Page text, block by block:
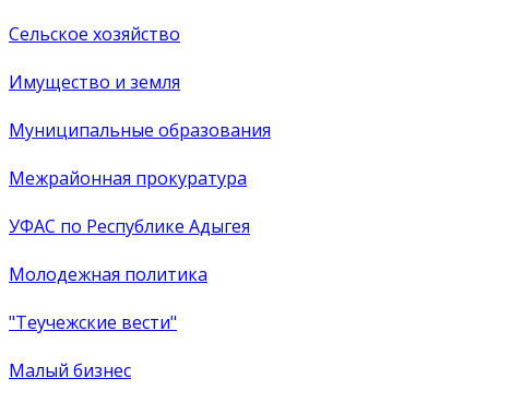
Сельское хозяйство
Имущество и земля
Муниципальные образования
Межрайонная прокуратура
УФАС по Республике Адыгея
Молодежная политика
"Теучежские вести"
Малый бизнес